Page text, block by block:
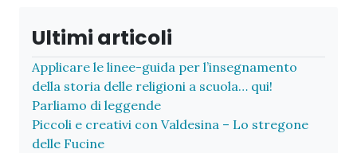
Ultimi articoli
Applicare le linee-guida per l’insegnamento
della storia delle religioni a scuola… qui!
Parliamo di leggende
Piccoli e creativi con Valdesina – Lo stregone
delle Fucine